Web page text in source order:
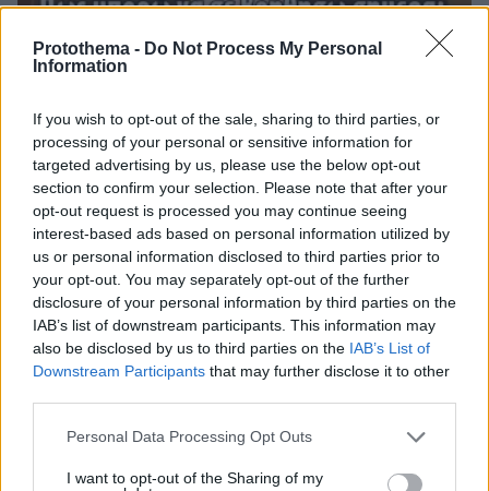
Protothema - Do Not Process My Personal
Information
If you wish to opt-out of the sale, sharing to third parties, or
processing of your personal or sensitive information for
targeted advertising by us, please use the below opt-out
section to confirm your selection. Please note that after your
opt-out request is processed you may continue seeing
interest-based ads based on personal information utilized by
us or personal information disclosed to third parties prior to
your opt-out. You may separately opt-out of the further
disclosure of your personal information by third parties on the
IAB’s list of downstream participants. This information may
also be disclosed by us to third parties on the IAB’s List of
Downstream Participants that may further disclose it to other
Please note that this website/app uses one or more Google
not limited to your visit or usage behaviour. You may click to
Personal Data Processing Opt Outs
I want to opt-out of the Sharing of my
Το DEI College παρουσιάζει τη Sophia. Την πρώτη 24/7
βοηθό AI που αλλάζει τον τρόπο με τον οποίο μαθαίνουν οι
φοιτητές
Η Smart φοιτητική κατοικία στην καρδιά της Αθήνας
03.08.2026, 10:56
Διασκεδάζουμε υπεύθυνα, επιστρέφουμε με ασφάλεια
29.07.2026, 09:39
ΣΧΟΛΙΑ(2)
ΠΡΟΣΘΗΚΗ ΣΧΟΛΙΟΥ
30.05.2011, 23:26